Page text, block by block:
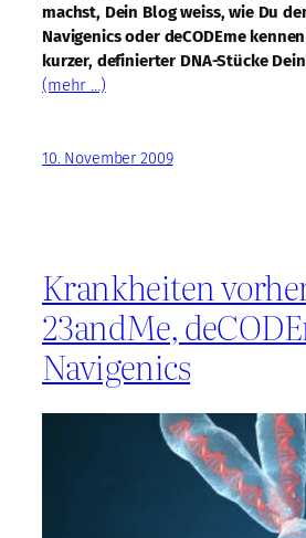
machst, Dein Blog weiss, wie Du
Navigenics oder deCODEme
kurzer, definierter DNA-Stücke
(mehr …)
10. November 2009
Krankheiten
23andMe,
Navigenics